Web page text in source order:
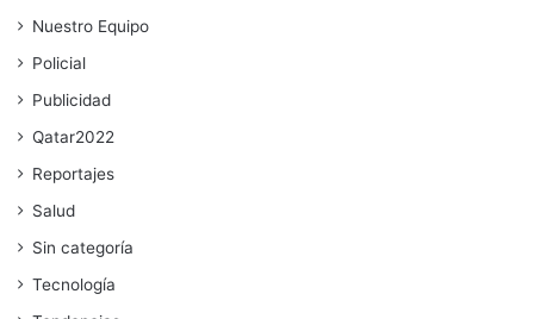
Nuestro Equipo
Policial
Publicidad
Qatar2022
Reportajes
Salud
Sin categoría
Tecnología